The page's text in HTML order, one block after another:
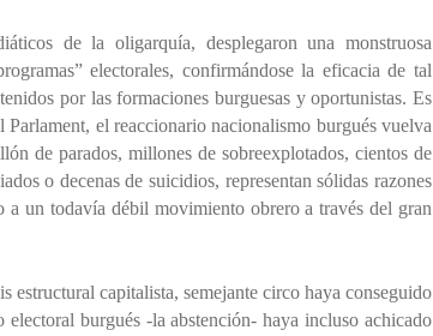
de la oligarquía, desplegaron una monstruosa
electorales, confirmándose la eficacia de tal
por las formaciones burguesas y oportunistas. Es
el reaccionario nacionalismo burgués vuelva
de parados, millones de sobreexplotados, cientos de
o decenas de suicidios, representan sólidas razones
a un todavía débil movimiento obrero a través del gran
estructural capitalista, semejante circo haya conseguido
burgués -la abstención- haya incluso achicado